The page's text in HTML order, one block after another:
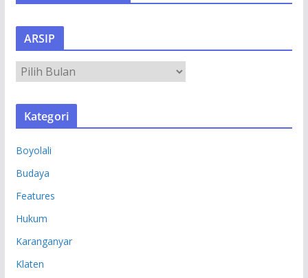
ARSIP
R
S
Kategori
Boyolali
Budaya
Features
Hukum
Karanganyar
Klaten